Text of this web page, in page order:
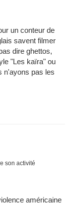
un conteur de
savent filmer
dire ghettos,
"Les kaïra" ou
n'ayons pas les
son activité
américaine